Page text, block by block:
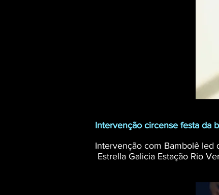
Intervenção circense festa da
Intervenção com Bambolê led
Estrella Galicia Estação Rio